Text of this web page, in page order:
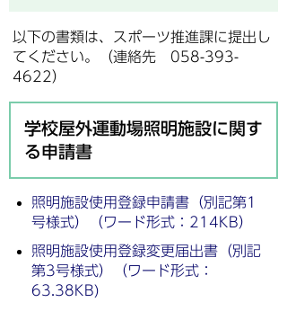
以下の書類は、スポーツ推進課に提出し
てください。（連絡先 058-393-
4622）
学校屋外運動場照明施設に関す
る申請書
照明施設使用登録申請書（別記第1
号様式）（ワード形式：214KB）
照明施設使用登録変更届出書（別記
第3号様式）（ワード形式：
63.38KB)